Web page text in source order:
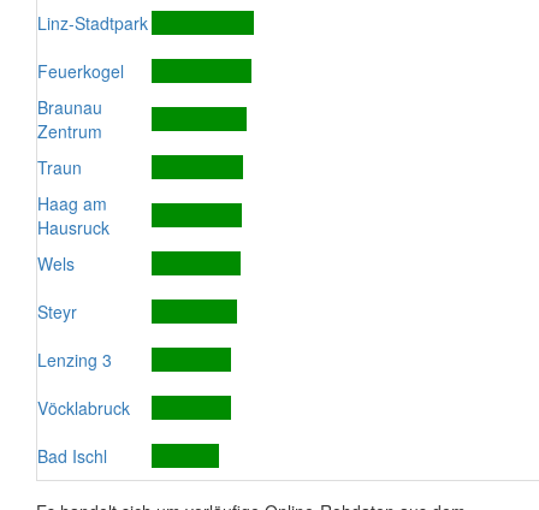
Linz-Stadtpark
Feuerkogel
Braunau
Zentrum
Traun
Haag am
Hausruck
Wels
Steyr
Lenzing 3
Vöcklabruck
Bad Ischl